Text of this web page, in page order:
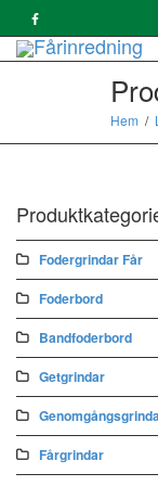
Hem
Fodergrindar Får
Foderbord
Bandfoderbord
Getgrindar
Fårgrindar